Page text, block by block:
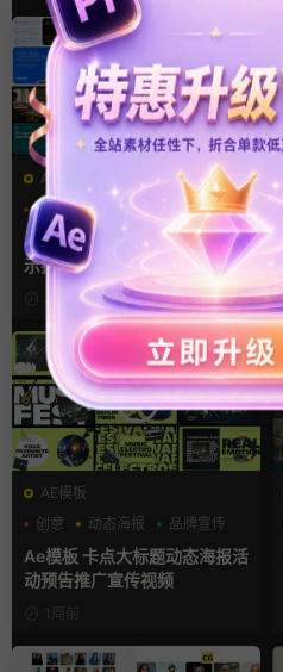
AE模板
产品介绍
产品宣传
产品展示
AE模板 横竖屏多场景图文展
示排版产品宣传视频
3天前
AE模板
创意
动态海报 品牌宣传
Ae模板 卡点大标题动态海报活
动预告推广宣传视频
1周前